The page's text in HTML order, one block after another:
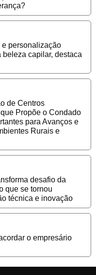
personalização
capilar, destaca
de Centros
Propõe o Condado
para Avanços e
Rurais e
desafio da
que se tornou
técnica e inovação
o empresário